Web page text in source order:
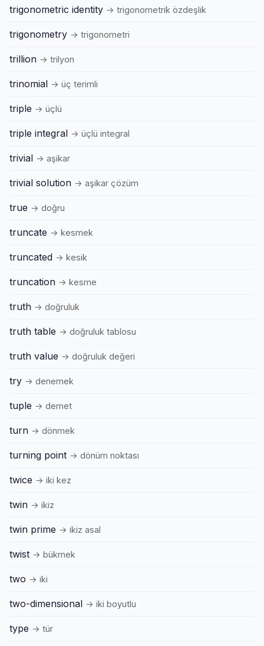
trigonometric identity → trigonometrik özdeşlik
trigonometry → trigonometri
trillion → trilyon
trinomial → üç terimli
triple → üçlü
triple integral → üçlü integral
trivial → aşikar
trivial solution → aşikar çözüm
true → doğru
truncate → kesmek
truncated → kesik
truncation → kesme
truth → doğruluk
truth table → doğruluk tablosu
truth value → doğruluk değeri
try → denemek
tuple → demet
turn → dönmek
turning point → dönüm noktası
twice → iki kez
twin → ikiz
twin prime → ikiz asal
twist → bükmek
two → iki
two-dimensional → iki boyutlu
type → tür